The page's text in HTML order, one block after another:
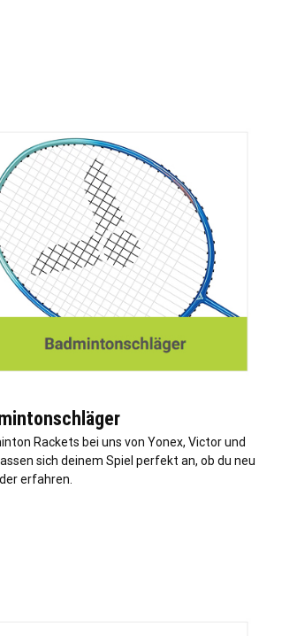
Rackets bei uns von Yonex, Victor und
sich deinem Spiel perfekt an, ob du neu
erfahren.